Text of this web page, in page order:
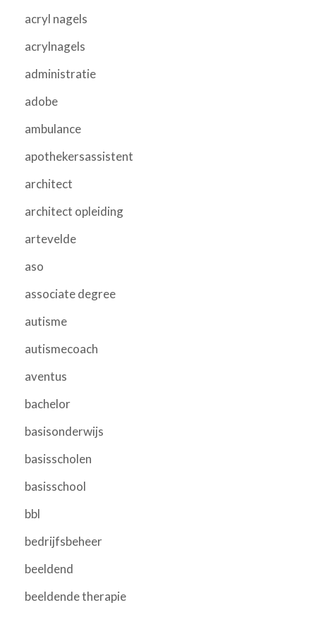
acryl nagels
acrylnagels
administratie
adobe
ambulance
apothekersassistent
architect
architect opleiding
artevelde
aso
associate degree
autisme
autismecoach
aventus
bachelor
basisonderwijs
basisscholen
basisschool
bbl
bedrijfsbeheer
beeldend
beeldende therapie